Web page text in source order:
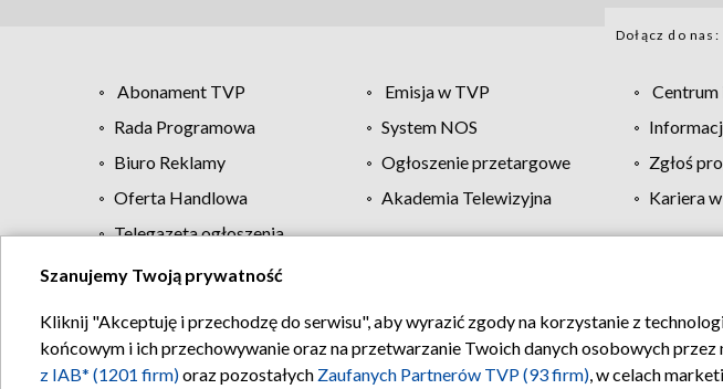
Dołącz do nas:
Abonament TVP Emisja w TVP
Rada Programowa
System NOS
Biuro Reklamy
Ogłoszenie przetargowe Zgłoś
Oferta Handlowa
Akademia Telewizyjna Kariera
Telegazeta ogłoszenia
Regulamin TVP Polityka prywatności
Szanujemy Twoją prywatność
Kliknij "Akceptuję i przechodzę do serwisu", aby wyrazić zgody na korzystanie z
końcowym i ich przechowywanie oraz na przetwarzanie Twoich danych osobowych przez
z IAB* (1201 firm)oraz pozostałych Zaufanych Partnerów TVP (93 firm), w celach